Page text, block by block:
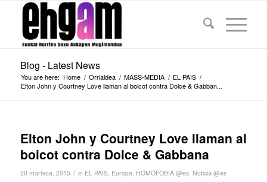
Blog - Latest News
You are here: Home / Orrialdea / MASS-MEDIA / EL PAIS /
Elton John y Courtney Love llaman al boicot contra Dolce & Gabban...
Elton John y Courtney Love llaman al
boicot contra Dolce & Gabbana
20 martxoa, 2015 / in EL PAIS, Europa, HOMOFOBIA @es, Noticia @es